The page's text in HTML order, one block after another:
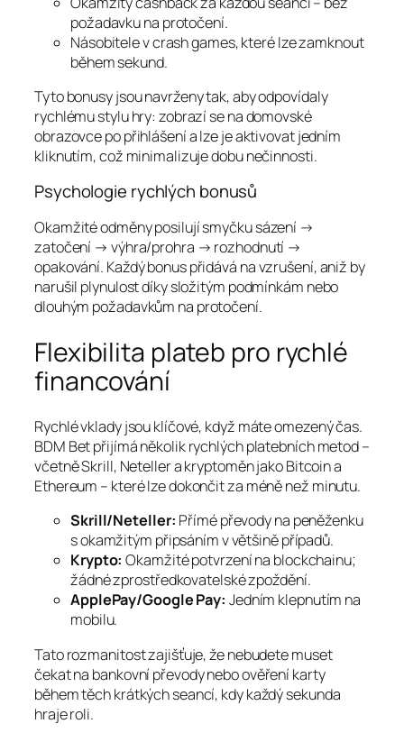
požadavku na protočení.
Násobitele v crash games, které lze zamknout
během sekund.
Tyto bonusy jsou navrženy tak, aby odpovídaly
rychlému stylu hry: zobrazí se na domovské
obrazovce po přihlášení a lze je aktivovat jedním
kliknutím, což minimalizuje dobu nečinnosti.
Psychologie rychlých bonusů
Okamžité odměny posilují smyčku sázení →
zatočení → výhra/prohra → rozhodnutí →
opakování. Každý bonus přidává na vzrušení, aniž by
narušil plynulost díky složitým podmínkám nebo
dlouhým požadavkům na protočení.
Flexibilita plateb pro rychlé
financování
Rychlé vklady jsou klíčové, když máte omezený čas.
BDM Bet přijímá několik rychlých platebních metod –
včetně Skrill, Neteller a kryptoměn jako Bitcoin a
Ethereum – které lze dokončit za méně než minutu.
Skrill/Neteller: Přímé převody na peněženku
s okamžitým připsáním v většině případů.
Krypto: Okamžité potvrzení na blockchainu;
žádné zprostředkovatelské zpoždění.
ApplePay/Google Pay: Jedním klepnutím na
mobilu.
Tato rozmanitost zajišťuje, že nebudete muset
čekat na bankovní převody nebo ověření karty
během těch krátkých seancí, kdy každý sekunda
hraje roli.